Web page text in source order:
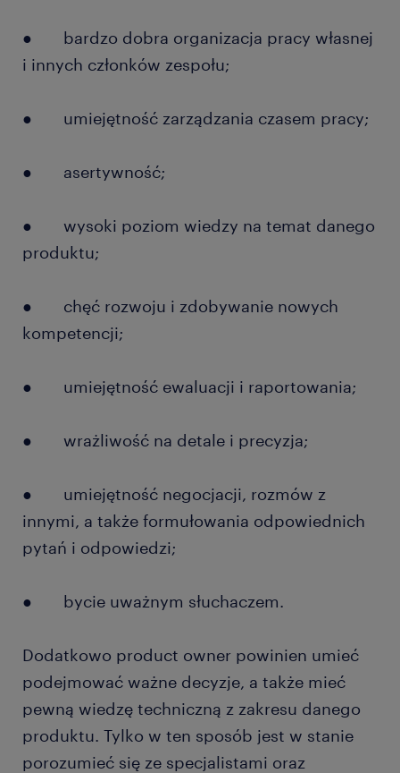
● bardzo dobra organizacja pracy własnej
i innych członków zespołu;
● umiejętność zarządzania czasem pracy;
● asertywność;
● wysoki poziom wiedzy na temat danego
produktu;
● chęć rozwoju i zdobywanie nowych
kompetencji;
● umiejętność ewaluacji i raportowania;
● wrażliwość na detale i precyzja;
● umiejętność negocjacji, rozmów z
innymi, a także formułowania odpowiednich
pytań i odpowiedzi;
● bycie uważnym słuchaczem.
Dodatkowo product owner powinien umieć
podejmować ważne decyzje, a także mieć
pewną wiedzę techniczną z zakresu danego
produktu. Tylko w ten sposób jest w stanie
porozumieć się ze specjalistami oraz